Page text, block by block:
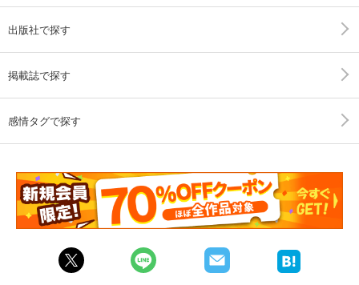
出版社で探す
掲載誌で探す
感情タグで探す